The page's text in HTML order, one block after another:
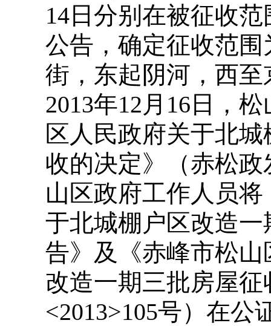
14日分别在被征收
公告，确定征收范
街，东起阴河，西至
2013年12月16日，
区人民政府关于北
收的决定》（赤松政
山区政府工作人员
于北城棚户区改造
告》及《赤峰市松
改造一期三批房屋
<2013>105号）在